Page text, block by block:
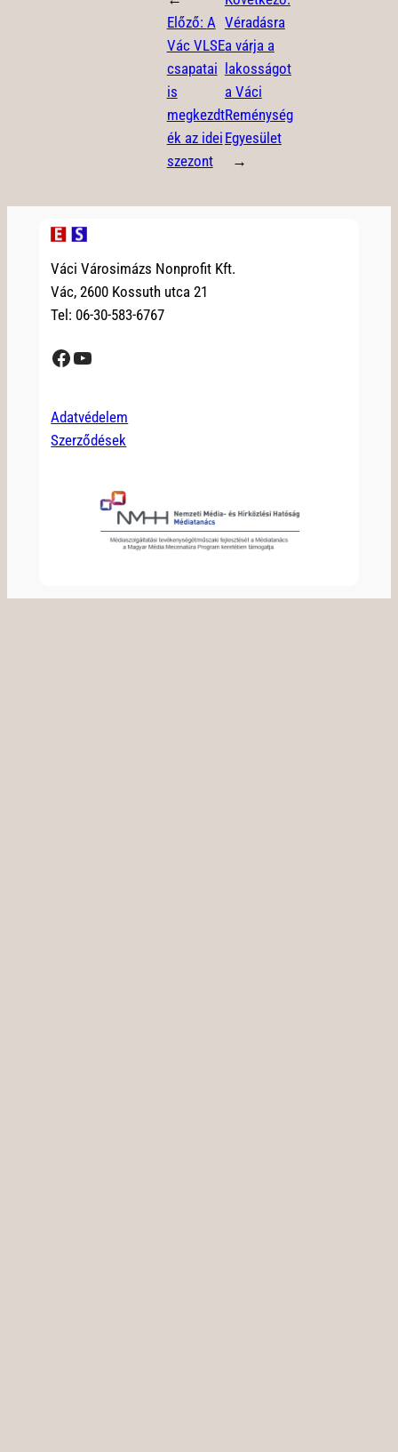
Előző: A
Vác VLSE
csapatai
is
megkezdt
ék az idei
szezont
Véradásra
a várja a
lakosságot
a Váci
Reménység
Egyesület
→
Váci Városimázs Nonprofit Kft.
Vác, 2600 Kossuth utca 21
Tel: 06-30-583-6767
Facebook YouTube
Adatvédelem
Szerződések